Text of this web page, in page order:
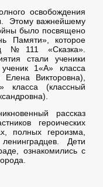
освобождения
Этому важнейшему
было посвящено
Памяти», которое
№111 «Сказка».
стали ученики
1«А» класса
Викторовна),
класса (классный
рассказ
героических
полных героизма,
Дети
ознакомились с